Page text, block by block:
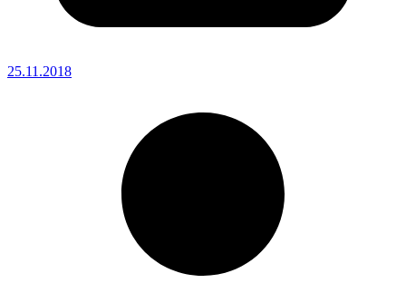
25.11.2018